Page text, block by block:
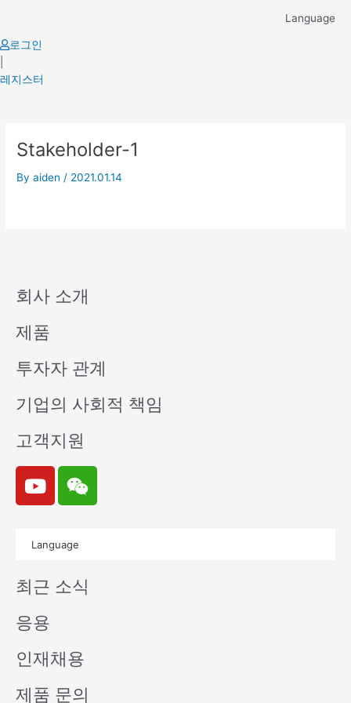
content
Language
로그인
레지스터
Stakeholder-1
Byaiden / 2021.01.14
회사 소개
제품
투자자 관계
기업의 사회적 책임
고객지원
Y
o
u
e
W
e
i
n
Language
최근 소식
응용
인재채용
제품 문의